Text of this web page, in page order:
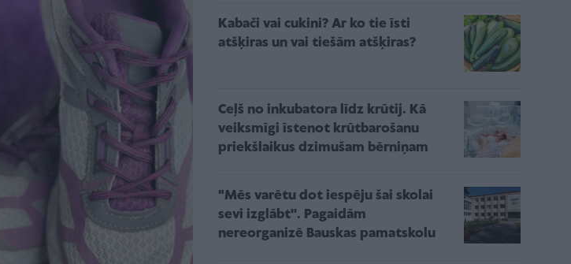
Kabači vai cukini? Ar ko tie īsti
atšķiras un vai tiešām atšķiras?
Ceļš no inkubatora līdz krūtij. Kā
veiksmīgi īstenot krūtbarošanu
priekšlaikus dzimušam bērniņam
"Mēs varētu dot iespēju šai skolai
sevi izglābt''. Pagaidām
nereorganizē Bauskas pamatskolu